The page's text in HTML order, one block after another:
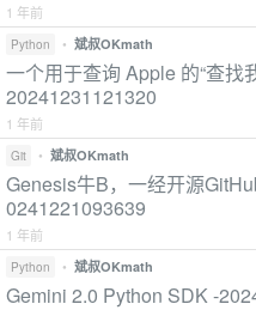
1 年前
Python • 斌叔OKmath
一个用于查询 Apple 的“查找
20241231121320
1 年前
Git • 斌叔OKmath
Genesis牛B，一经开源
0241221093639
1 年前
Python • 斌叔OKmath
Gemini 2.0 Python SDK -